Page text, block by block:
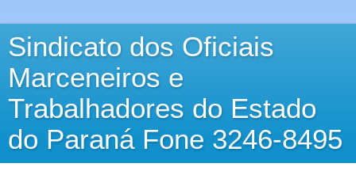
Sindicato dos Oficiais
Marceneiros e
Trabalhadores do Estado
do Paraná Fone 3246-8495